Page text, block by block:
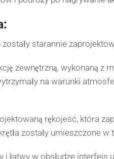
starannie
zewnętrzną, wykonaną
na warunki
rękojeść, która
zostały umieszczone
i łatwy w obsłudze